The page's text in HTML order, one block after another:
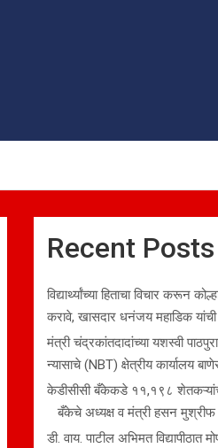
Recent Posts
विद्यार्थ्यांच्या हिताचा विचार करून
करावे, खासदार धनंजय महाडिक यांची
मंत्री चंद्रकांतदादांच्या यशस्वी
न्यासाचे (NBT) क्षेत्रीय कार्यालय
केडीसीसी बँकेकडे ११,१९८
बँकेचे अध्यक्ष व मंत्री हसन मुश्रीफ
डी. वाय. पाटील अभिमत